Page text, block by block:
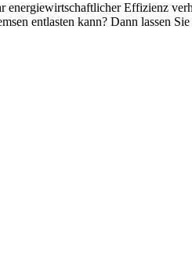
energiewirtschaftlicher Effizienz
entlasten kann? Dann lassen